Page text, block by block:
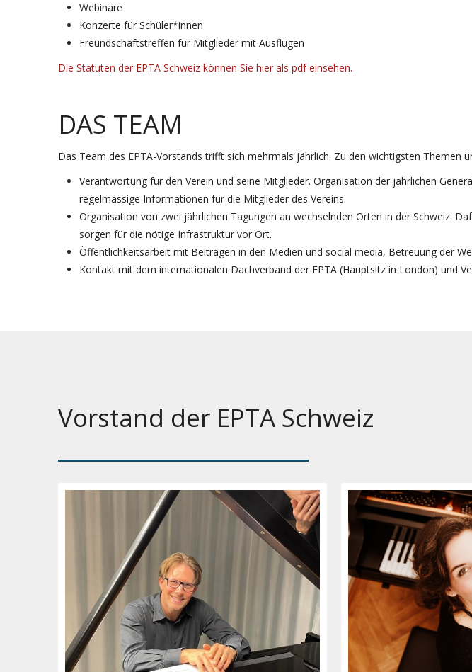
Webinare
Konzerte für Schüler*innen
Freundschaftstreffen für Mitglieder mit Ausflügen
Die Statuten der EPTA Schweiz können Sie hier als pdf einsehen.
DAS TEAM
Das Team des EPTA-Vorstands trifft sich mehrmals jährlich. Zu den wichtigsten Themen
Verantwortung für den Verein und seine Mitglieder. Organisation der jährlichen
regelmässige Informationen für die Mitglieder des Vereins.
Organisation von zwei jährlichen Tagungen an wechselnden Orten in der Schweiz.
sorgen für die nötige Infrastruktur vor Ort.
Öffentlichkeitsarbeit mit Beiträgen in den Medien und social media, Betreuung der
Kontakt mit dem internationalen Dachverband der EPTA (Hauptsitz in London) und
Vorstand der EPTA Schweiz